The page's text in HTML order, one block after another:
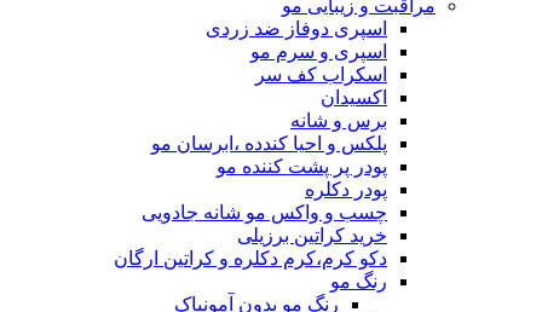
مراقبت و زیبایی مو
اسپری دوفاز ضد زردی
اسپری و سرم مو
اسکراب کف سر
اکسیدان
برس و شانه
پلکس و احیا کندده ،ابرسان مو
پودر پر پشت کننده مو
پودر دکلره
چسب و واکس مو شانه جادویی
خرید کراتین برزیلی
دکو کرم،کرم دکلره و کراتین ارگان
رنگ مو
رنگ مو بدون آمونیاک